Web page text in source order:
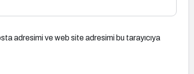
adresimi ve web site adresimi bu tarayıcıya